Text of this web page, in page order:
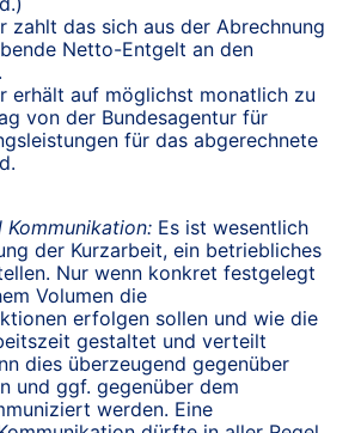
zahlt das sich aus der Abrechnung
Netto-Entgelt an den
erhält auf möglichst monatlich zu
von der Bundesagentur für
für das abgerechnete
Es ist wesentlich
der Kurzarbeit, ein betriebliches
Nur wenn konkret festgelegt
Volumen die
erfolgen sollen und wie die
gestaltet und verteilt
dies überzeugend gegenüber
und ggf. gegenüber dem
werden. Eine